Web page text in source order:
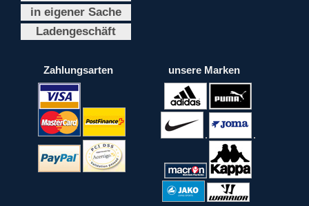
in eigener Sache
Ladengeschäft
Zahlungsarten unsere Marken